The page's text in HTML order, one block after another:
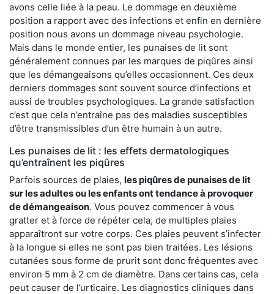
avons celle liée à la peau. Le dommage en deuxième
position a rapport avec des infections et enfin en dernière
position nous avons un dommage niveau psychologie.
Mais dans le monde entier, les punaises de lit sont
généralement connues par les marques de piqûres ainsi
que les démangeaisons qu’elles occasionnent. Ces deux
derniers dommages sont souvent source d’infections et
aussi de troubles psychologiques. La grande satisfaction
c’est que cela n’entraîne pas des maladies susceptibles
d’être transmissibles d’un être humain à un autre.
Les punaises de lit : les effets dermatologiques
qu’entraînent les piqûres
Parfois sources de plaies, les piqûres de punaises de lit
sur les adultes ou les enfants ont tendance à provoquer
de démangeaison. Vous pouvez commencer à vous
gratter et à force de répéter cela, de multiples plaies
apparaîtront sur votre corps. Ces plaies peuvent s’infecter
à la longue si elles ne sont pas bien traitées. Les lésions
cutanées sous forme de prurit sont donc fréquentes avec
environ 5 mm à 2 cm de diamètre. Dans certains cas, cela
peut causer de l’urticaire. Les diagnostics cliniques dans